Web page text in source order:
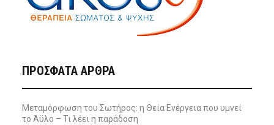
ΠΡΌΣΦΑΤΑ ΆΡΘΡΑ
Μεταμόρφωση του Σωτήρος: η Θεία Ενέργεια που υμνεί
το Άϋλο – Τι λέει η παράδοση